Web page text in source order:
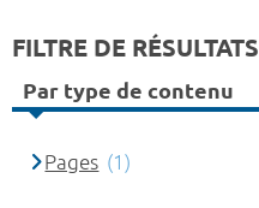
FILTRE DE RÉSULTATS
Par type de contenu
Pages (1)